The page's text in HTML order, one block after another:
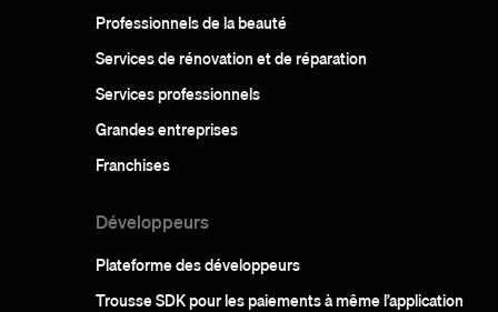
Professionnels de la beauté
Services de rénovation et de réparation
Services professionnels
Grandes entreprises
Franchises
Développeurs
Plateforme des développeurs
Trousse SDK pour les paiements à même l’application